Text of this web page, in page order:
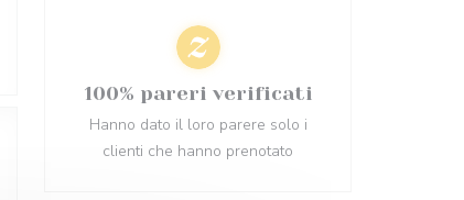
100% pareri verificati
Hanno dato il loro parere solo i
clienti che hanno prenotato